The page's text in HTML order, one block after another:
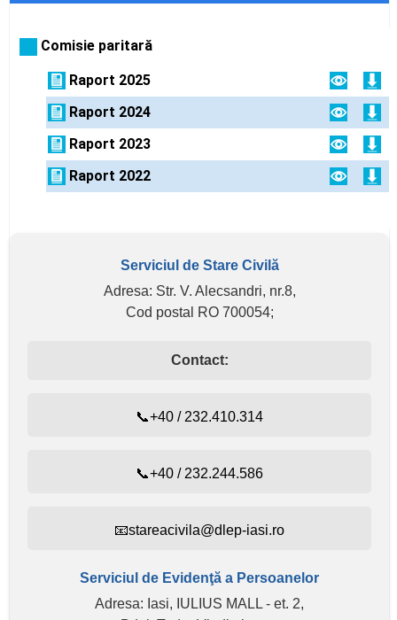
Comisie paritară
Raport 2025
Raport 2024
Raport 2023
Raport 2022
Serviciul de Stare Civilă
Adresa: Str. V. Alecsandri, nr.8,
Cod postal RO 700054;
Contact:
📞+40 / 232.410.314
📞+40 / 232.244.586
📧stareacivila@dlep-iasi.ro
Serviciul de Evidenţă a Persoanelor
Adresa: Iasi, IULIUS MALL - et. 2,